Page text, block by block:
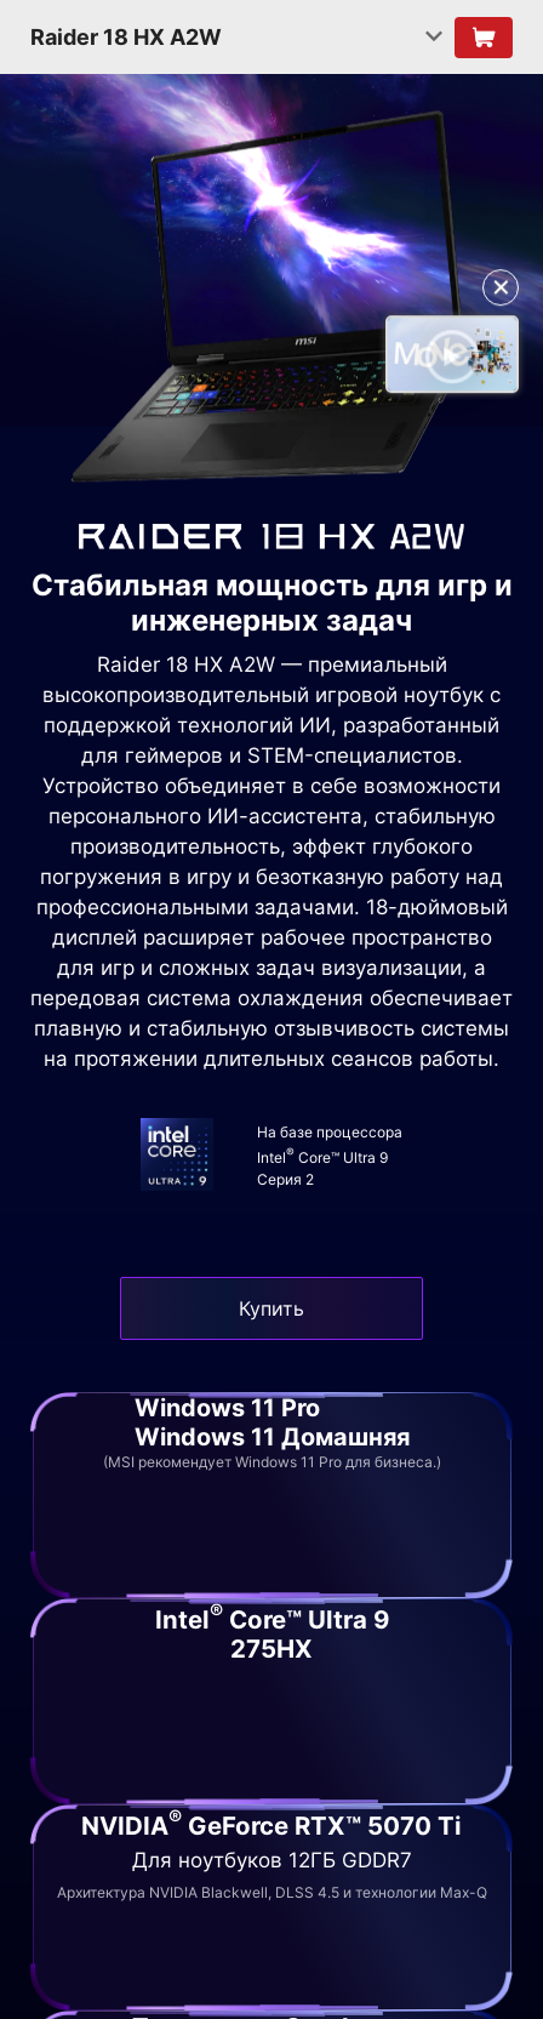
Raider 18 HX A2W
Стабильная мощность для игр и
инженерных задач
Raider 18 HX A2W — премиальный
высокопроизводительный игровой ноутбук с
поддержкой технологий ИИ, разработанный
для геймеров и STEM-специалистов.
Устройство объединяет в себе возможности
персонального ИИ-ассистента, стабильную
производительность, эффект глубокого
погружения в игру и безотказную работу над
профессиональными задачами. 18-дюймовый
дисплей расширяет рабочее пространство
для игр и сложных задач визуализации, а
передовая система охлаждения обеспечивает
плавную и стабильную отзывчивость системы
на протяжении длительных сеансов работы.
На базе процессора
Intel® Core™ Ultra 9
Серия 2
Купить
✕
Windows 11 Pro
Windows 11 Домашняя
(MSI рекомендует Windows 11 Pro для бизнеса.)
Intel®Core™ Ultra 9
275HX
NVIDIA® GeForce RTX™ 5070 Ti
Для ноутбуков 12ГБ GDDR7
Архитектура NVIDIA Blackwell, DLSS 4.5 и технологии Max-Q